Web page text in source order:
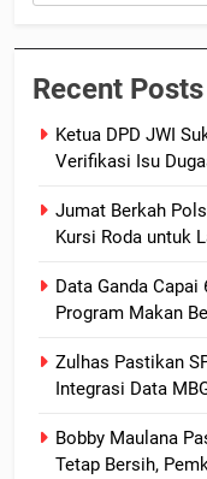
Recent Posts
Ketua DPD JWI
Verifikasi Isu
Jumat Berkah
Kursi Roda untuk
Data Ganda
Program Makan
Zulhas Pastikan
Integrasi Data
Bobby Maulana
Tetap Bersih,